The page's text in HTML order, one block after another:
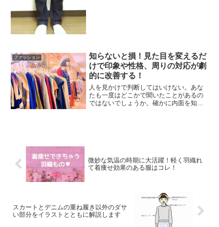
ファッション
知らないと損！見た目を変えるだ
けで印象や性格、周りの対応が劇
的に改善する！
人を見かけで判断してはいけない。あな
たも一度はどこかで聞いたことがあるの
ではないでしょうか。確かに内面を知ら
微妙な気温の時期に大活躍！軽く羽織れ
て着痩せ効果のある服はコレ！
スカートとデニムの重ね履き以外のダサ
い部分をイラストとともに解説します